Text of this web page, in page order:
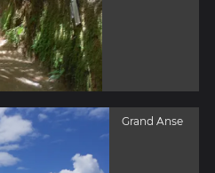
Grand Anse